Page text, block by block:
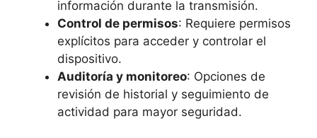
información durante la transmisión.
Control de permisos: Requiere permisos
explícitos para acceder y controlar el
dispositivo.
Auditoría y monitoreo: Opciones de
revisión de historial y seguimiento de
actividad para mayor seguridad.